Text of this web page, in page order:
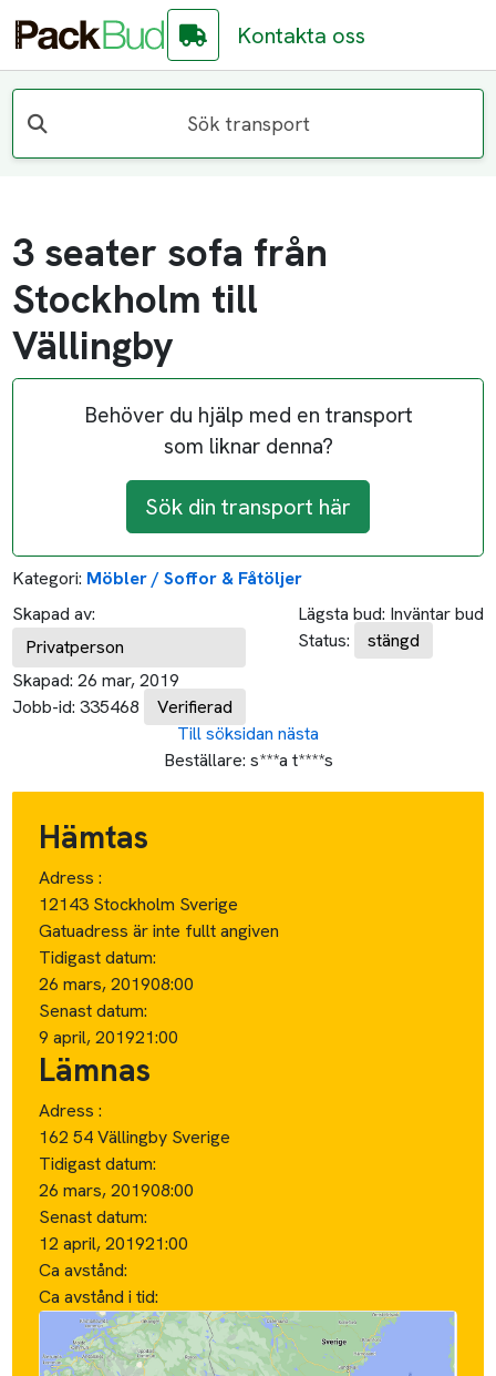
Kontakta oss
Sök transport
3 seater sofa från
Stockholm till
Vällingby
Behöver du hjälp med en transport
som liknar denna?
Sök din transport här
Kategori: Möbler / Soffor & Fåtöljer
Skapad av:
Privatperson
Skapad: 26 mar, 2019
Jobb-id: 335468 Verifierad
Lägsta bud: Inväntar bud
Status:
stängd
Till söksidan nästa
Beställare: s***a t****s
Hämtas
Adress :
12143 Stockholm Sverige
Gatuadress är inte fullt angiven
Tidigast datum:
26 mars, 201908:00
Senast datum:
9 april, 201921:00
Lämnas
Adress :
162 54 Vällingby Sverige
Tidigast datum:
26 mars, 201908:00
Senast datum:
12 april, 201921:00
Ca avstånd:
Ca avstånd i tid: